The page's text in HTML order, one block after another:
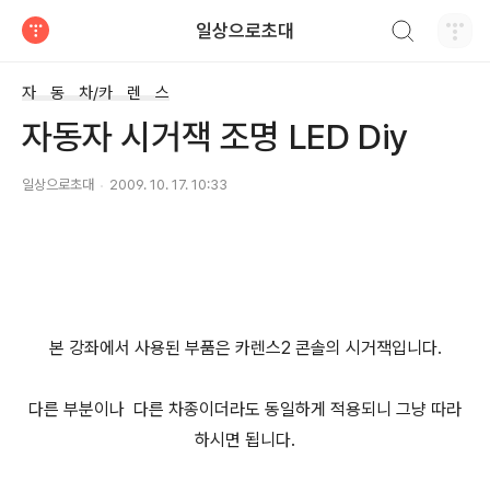
일상으로초대
자 동 차/카 렌 스
자동자 시거잭 조명 LED Diy
일상으로초대 2009. 10. 17. 10:33
본 강좌에서 사용된 부품은 카렌스2 콘솔의 시거잭입니다.
다른 부분이나 다른 차종이더라도 동일하게 적용되니 그냥 따라
하시면 됩니다.